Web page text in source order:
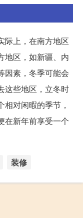
际上，在南方地区
地区，如新疆、内
因素，冬季可能会
这些地区，立冬时
对闲暇的季节，
在新年前享受一个
装修